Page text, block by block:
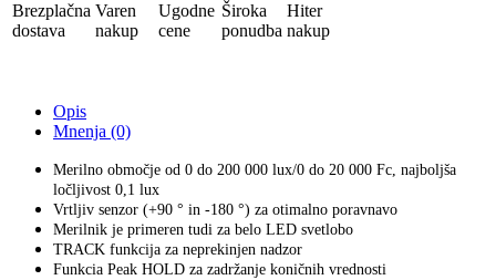
Brezplačna
dostava
Varen
nakup
Ugodne
cene
Široka
ponudba
Hiter
nakup
Opis
Mnenja (0)
Merilno območje od 0 do 200 000 lux/0 do 20 000 Fc, najboljša
ločljivost 0,1 lux
Vrtljiv senzor (+90 ° in -180 °) za otimalno poravnavo
Merilnik je primeren tudi za belo LED svetlobo
TRACK funkcija za neprekinjen nadzor
Funkcia Peak HOLD za zadržanje koničnih vrednosti